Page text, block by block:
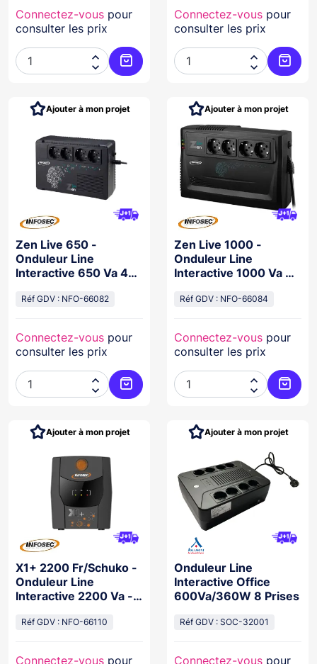
Connectez-vous pour
consulter les prix


Ajouter au panier
Connectez-vous pour
consulter les prix


Zen Live 650 -
Onduleur Line
Interactive 650 Va 4
Réf GDV : NFO-66082
Connectez-vous pour
consulter les prix


Ajouter au panier
Ajouter à mon projet
Zen Live 1000 -
Onduleur Line
Interactive 1000 Va 4
Réf GDV : NFO-66084
Connectez-vous pour
consulter les prix


Ajouter à mon projet
X1+ 2200 Fr/Schuko -
Onduleur Line
Interactive 2200 Va -
Réf GDV : NFO-66110
Connectez-vous pour
Ajouter à mon projet
Onduleur Line
Interactive Office
600Va/360W 8 Prises
Réf GDV : SOC-32001
Connectez-vous pour
Ajouter à mon projet